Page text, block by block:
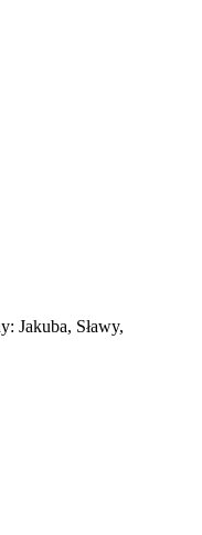
Jakuba, Sławy,